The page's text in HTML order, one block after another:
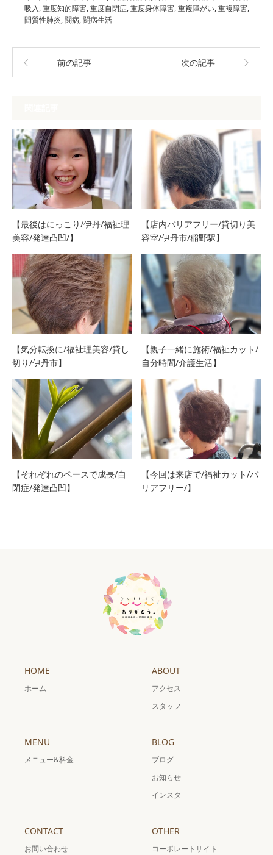
吸入,重度知的障害,重度自閉症,重度身体障害,重複障がい,重複障害,
間質性肺炎,闘病,闘病生活
前の記事 次の記事
【最後はにっこり/伊丹/福祉理
美容/発達凸凹/】
【店内バリアフリー/貸切り美
容室/伊丹市/稲野駅】
【気分転換に/福祉理美容/貸し
切り/伊丹市】
【親子一緒に施術/福祉カット/
自分時間/介護生活】
【それぞれのペースで成長/自
閉症/発達凸凹】
【今回は来店で/福祉カット/バ
リアフリー/】
HOME
ホーム
ABOUT
アクセス
スタッフ
MENU
メニュー&料金
BLOG
ブログ
お知らせ
インスタ
CONTACT
お問い合わせ
OTHER
コーポレートサイト